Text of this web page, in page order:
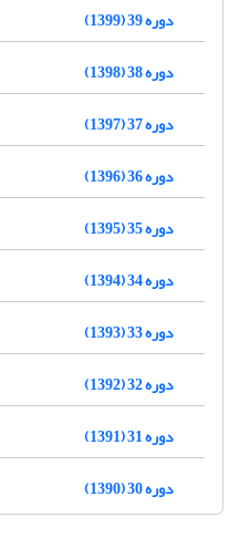
دوره 39 (1399)
دوره 38 (1398)
دوره 37 (1397)
دوره 36 (1396)
دوره 35 (1395)
دوره 34 (1394)
دوره 33 (1393)
دوره 32 (1392)
دوره 31 (1391)
دوره 30 (1390)